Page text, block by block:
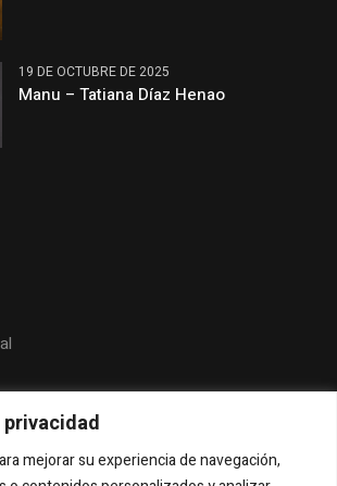
mejorar su experiencia de navegación,
19 DE OCTUBRE DE 2025
Manu – Tatiana Díaz Henao